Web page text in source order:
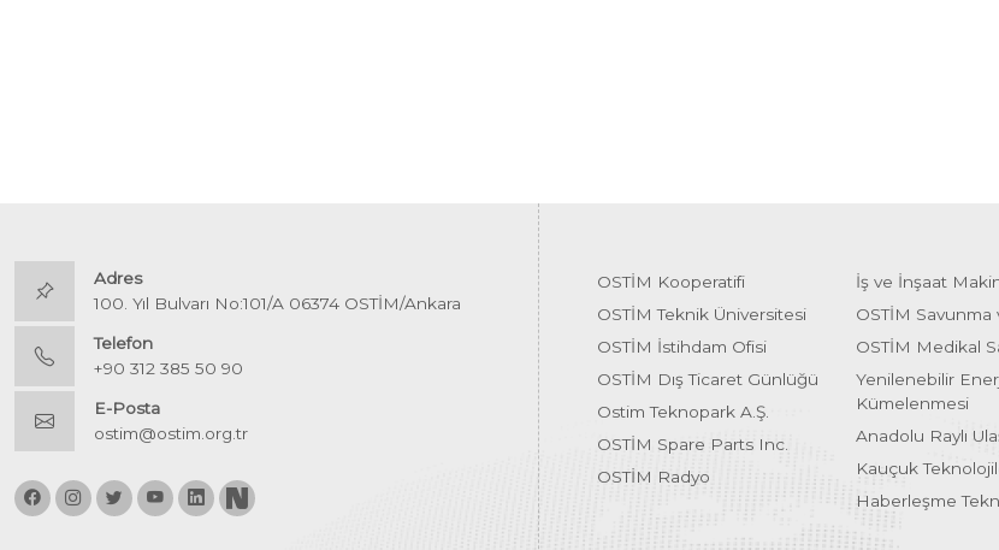
Adres
100. Yıl Bulvarı No:101/A 06374 OSTİM/Ankara
Telefon
+90 312 385 50 90
E-Posta
ostim@ostim.org.tr
OSTİM Kooperatifi
OSTİM Teknik Üniversitesi
OSTİM İstihdam Ofisi
OSTİM Dış Ticaret Günlüğü
Ostim Teknopark A.Ş.
OSTİM Spare Parts Inc.
OSTİM Radyo
İş ve İnşaat
OSTİM Savunma
OSTİM Medikal
Yenilenebilir
Kümelenmesi
Anadolu Raylı
Kauçuk
Haberleşme